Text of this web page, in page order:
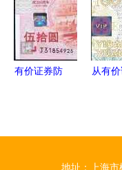
利率债结构
性机会
意
有价证券防
从有
地址：上海